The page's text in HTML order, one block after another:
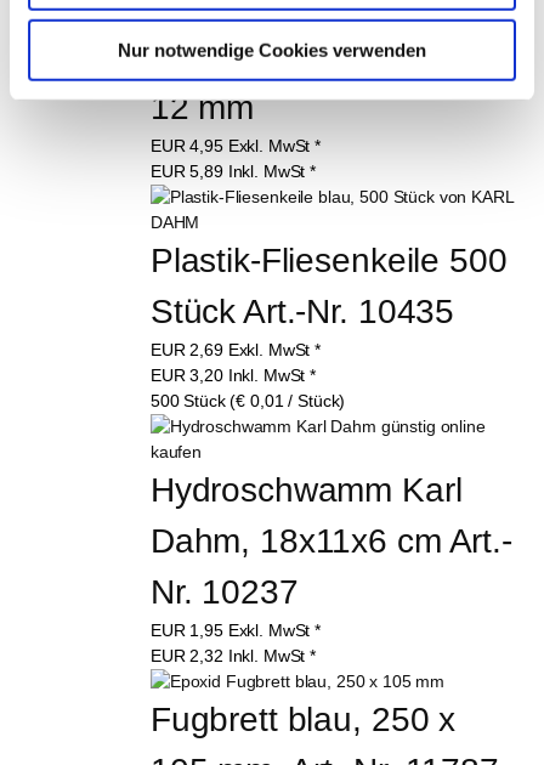
Nur notwendige Cookies verwenden
Standard | Zahnungen 4-
12 mm
EUR4,95 Exkl. MwSt *
EUR5,89 Inkl. MwSt *
Plastik-Fliesenkeile 500
Stück Art.-Nr. 10435
EUR 2,69 Exkl. MwSt *
EUR3,20 Inkl. MwSt *
500 Stück (€ 0,01 / Stück)
Hydroschwamm Karl
Dahm, 18x11x6 cm Art.-
Nr. 10237
EUR 1,95 Exkl. MwSt *
EUR 2,32 Inkl. MwSt *
Fugbrett blau, 250 x